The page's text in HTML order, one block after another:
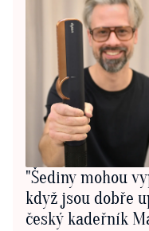
"Šediny mohou
když jsou dobře
český kadeřník